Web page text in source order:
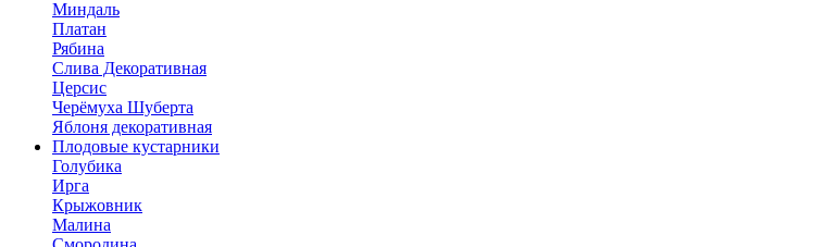
Миндаль
Платан
Рябина
Слива Декоративная
Церсис
Черёмуха Шуберта
Яблоня декоративная
Плодовые кустарники
Голубика
Ирга
Крыжовник
Малина